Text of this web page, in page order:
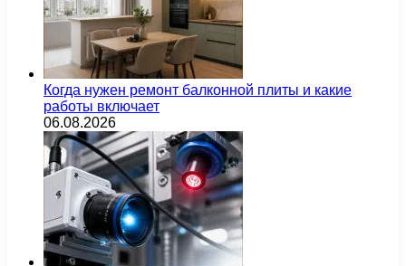
Когда нужен ремонт балконной плиты и какие
работы включает
06.08.2026